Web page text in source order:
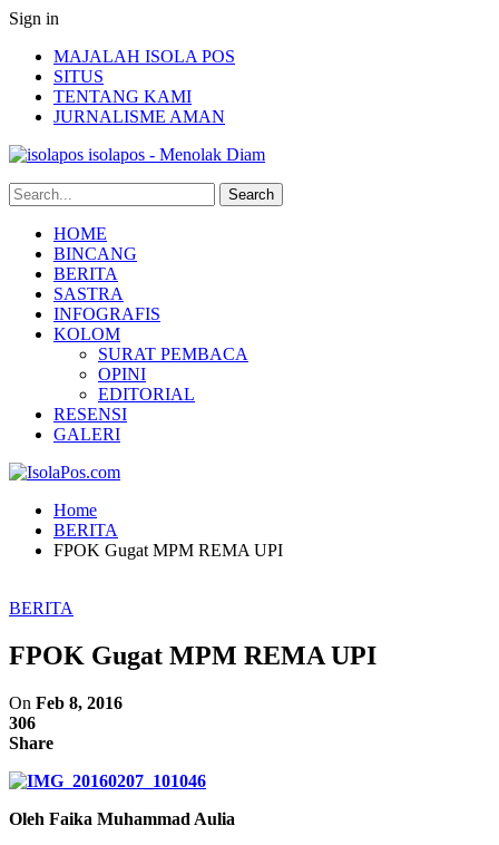
Sign in
MAJALAH ISOLA POS
SITUS
TENTANG KAMI
JURNALISME AMAN
isolapos - Menolak Diam
HOME
BINCANG
BERITA
SASTRA
INFOGRAFIS
KOLOM
SURAT PEMBACA
OPINI
EDITORIAL
RESENSI
GALERI
Home
BERITA
FPOK Gugat MPM REMA UPI
BERITA
FPOK Gugat MPM REMA UPI
On Feb 8, 2016
306
Share
Oleh Faika Muhammad Aulia